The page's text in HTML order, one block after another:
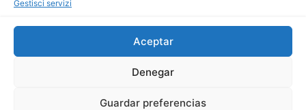
Gestisci servizi
Aceptar
Denegar
Guardar preferencias